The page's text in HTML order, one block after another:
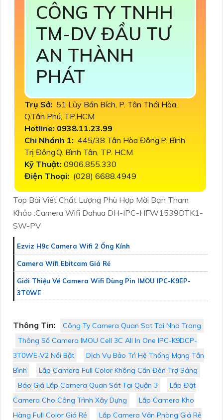
CÔNG TY TNHH
TM-DV ĐẦU TƯ
AN THÀNH
PHÁT
Trụ Sở: 51 Lũy Bán Bích, P. Tân Thới Hòa,
Q.Tân Phú, TP.HCM
Hotline: 0938.11.23.99
Chi Nhánh 1: 445/38 Tân Hòa Đông,P. Bình
Trị Đông,Q. Bình Tân, TP. HCM
Kỹ Thuật: 0906.855.330
Điện Thoại: (028) 6688.4949
Top Bài Viết Chất Lượng Phù Hợp Mời Bạn Tham
Khảo :Camera Wifi Dahua DH-IPC-HFW1539DTK1-
SW-PV
Ezviz H9c Camera Wifi 2 Ống Kính
Camera Wifi Ebitcam Giá Rẻ
Giới Thiệu Về Camera Wifi Dùng Pin IMOU IPC-K9EP-
3T0WE
Thông Tin:
Công Ty Camera Quan Sat Tai Nha Trang
Thông Số Camera IMOU Cell 3C All In One IPC-K9DCP-
3T0WE-V2 Nổi Bật
Dịch Vụ Bảo Trì Hệ Thống Mạng Tần
Bình
Lắp Camera Full Color Không Cần Đèn Trợ Sáng
Báo Giá Lắp Camera Quan Sát Tại Quận 3
Lắp Đặt
Camera Cho Công Trình Xây Dựng
Lắp Camera Kho
Hàng Full Color Giá Rẻ
Lắp Camera Văn Phòng Giá Rẻ